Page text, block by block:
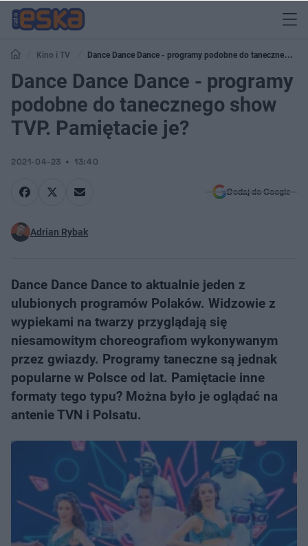
Kino i TV
Dance Dance Dance - programy podobne do tanecznego
show TVP. Pamiętacie je?
Dance Dance Dance - programy
podobne do tanecznego show
TVP. Pamiętacie je?
2021-04-23 13:40
Dodaj do Google
Adrian Rybak
Dance Dance Dance to aktualnie jeden z
ulubionych programów Polaków. Widzowie z
wypiekami na twarzy przyglądają się
niesamowitym choreografiom wykonywanym
przez gwiazdy. Programy taneczne są jednak
popularne w Polsce od lat. Pamiętacie inne
formaty tego typu? Można było je oglądać na
antenie TVN i Polsatu.